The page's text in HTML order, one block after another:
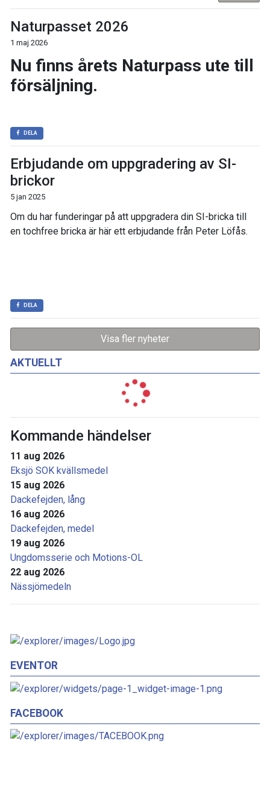
AKTUELLT
Kommande händelser
11 aug 2026
Eksjö SOK kvällsmedel
15 aug 2026
Dackefejden, lång
16 aug 2026
Dackefejden, medel
19 aug 2026
Ungdomsserie och Motions-OL
22 aug 2026
Nässjömedeln
Naturpasset 2026
1 maj 2026
Nu finns årets Naturpass ute till
försäljning.
DELA
Erbjudande om uppgradering av SI-
brickor
5 jan 2025
Om du har funderingar på att uppgradera din SI-bricka till
en tochfree bricka är här ett erbjudande från Peter Löfås.
DELA
Visa fler nyheter
EVENTOR
FACEBOOK